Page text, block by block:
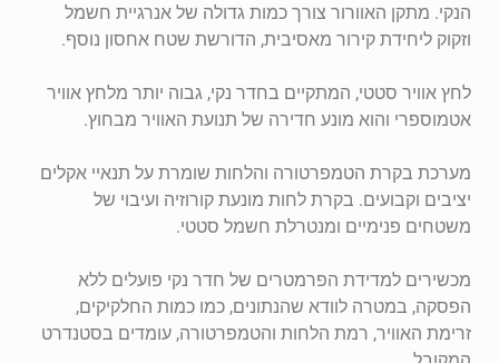
הנקי. מתקן האוורור צורך כמות גדולה של אנרגיית חשמל
וזקוק ליחידת קירור מאסיבית, הדורשת שטח אחסון נוסף.
לחץ אוויר סטטי, המתקיים בחדר נקי, גבוה יותר מלחץ אוויר
אטמוספרי והוא מונע חדירה של תנועת האוויר מבחוץ.
מערכת בקרת הטמפרטורה והלחות שומרת על תנאיי אקלים
יציבים וקבועים. בקרת לחות מונעת קורוזיה ועיבוי של
משטחים פנימיים ומנטרלת חשמל סטטי.
מכשירים למדידת הפרמטרים של חדר נקי פועלים ללא
הפסקה, במטרה לוודא שהנתונים, כמו כמות החלקיקים,
זרימת האוויר, רמת הלחות והטמפרטורה, עומדים בסטנדרט